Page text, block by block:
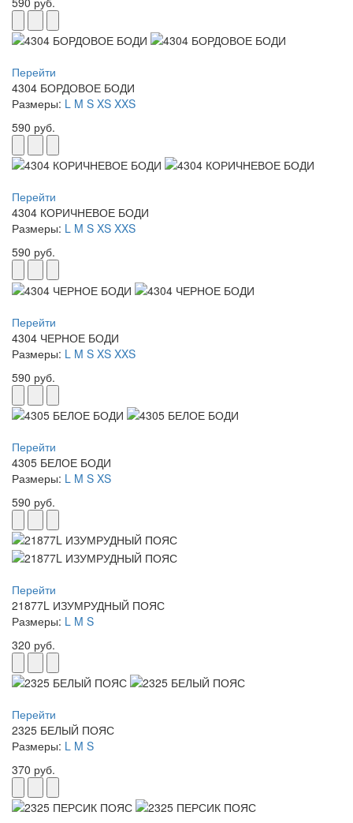
Перейти
4304 БОРДОВОЕ БОДИ
Размеры: L M S XS XXS
590 руб.
Перейти
4304 КОРИЧНЕВОЕ БОДИ
Размеры: L M S XS XXS
590 руб.
Перейти
4304 ЧЕРНОЕ БОДИ
Размеры: L M S XS XXS
590 руб.
Перейти
4305 БЕЛОЕ БОДИ
Размеры: L M S XS
590 руб.
Перейти
21877L ИЗУМРУДНЫЙ ПОЯС
Размеры: L M S
320 руб.
Перейти
2325 БЕЛЫЙ ПОЯС
Размеры: L M S
370 руб.